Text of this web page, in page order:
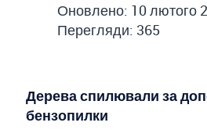
Оновлено: 10 лютого
Перегляди: 365
Дерева спилювали за
бензопилки